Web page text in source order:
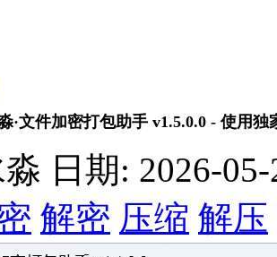
·文件加密打包助手 v1.5.0.0 - 使用
日期: 2026-
解密 压缩 解压